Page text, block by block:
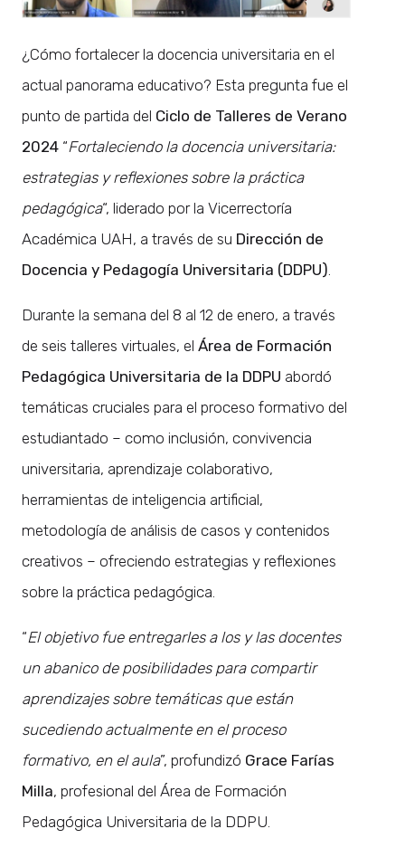
¿Cómo fortalecer la docencia universitaria en el
actual panorama educativo? Esta pregunta fue el
punto de partida del Ciclo de Talleres de Verano
2024 “Fortaleciendo la docencia universitaria:
estrategias y reflexiones sobre la práctica
pedagógica“, liderado por la Vicerrectoría
Académica UAH, a través de su Dirección de
Docencia y Pedagogía Universitaria (DDPU)
Durante la semana del 8 al 12 de enero, a través
de seis talleres virtuales, el Área de Formación
Pedagógica Universitaria de la DDPU abordó
temáticas cruciales para el proceso formativo del
estudiantado – como inclusión, convivencia
universitaria, aprendizaje colaborativo,
herramientas de inteligencia artificial,
metodología de análisis de casos y contenidos
creativos – ofreciendo estrategias y reflexiones
sobre la práctica pedagógica.
“El objetivo fue entregarles a los y las docentes
un abanico de posibilidades para compartir
aprendizajes sobre temáticas que están
sucediendo actualmente en el proceso
formativo, en el aula”, profundizó Grace Farías
Milla, profesional del Área de Formación
Pedagógica Universitaria de la DDPU.